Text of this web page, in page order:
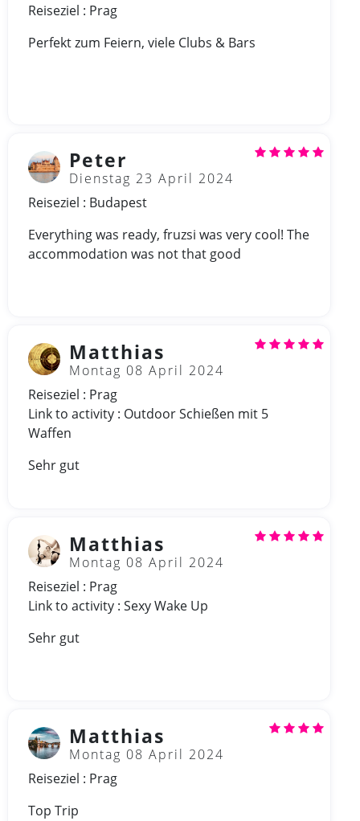
Reiseziel : Prag
Perfekt zum Feiern, viele Clubs & Bars
Peter
Dienstag 23 April 2024
Reiseziel : Budapest
Everything was ready, fruzsi was very cool! The
accommodation was not that good
Matthias
Montag 08 April 2024
Reiseziel : Prag
Link to activity : Outdoor Schießen mit 5
Waffen
Sehr gut
Matthias
Montag 08 April 2024
Reiseziel : Prag
Link to activity : Sexy Wake Up
Sehr gut
Matthias
Montag 08 April 2024
Reiseziel : Prag
Top Trip